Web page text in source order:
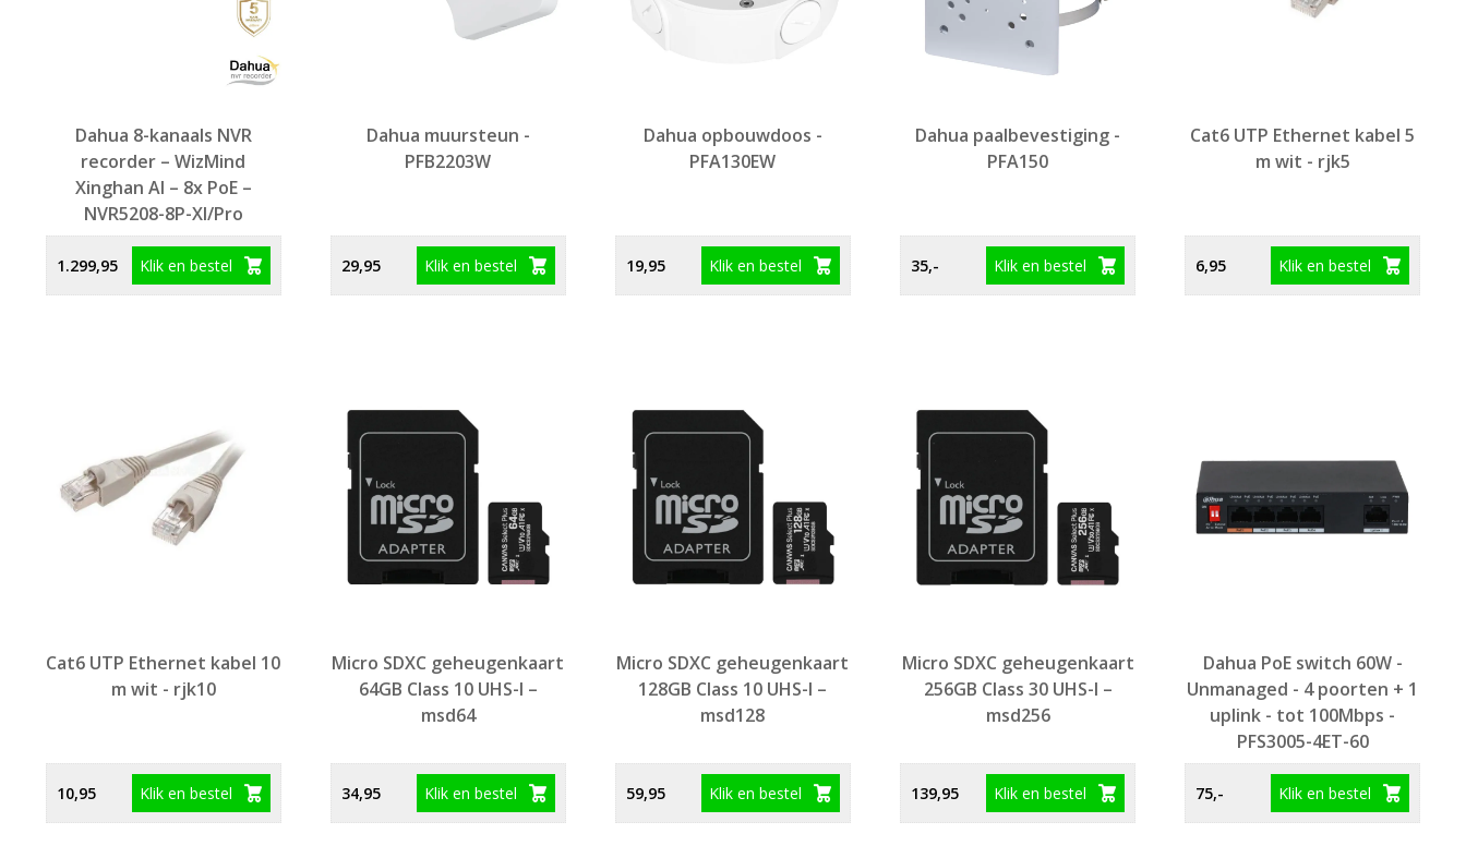
Dahua 8-kanaals NVR
recorder – WizMind
Xinghan AI – 8x PoE –
NVR5208-8P-XI/Pro
1.299,95 Klik en bestel
Dahua muursteun -
PFB2203W
29,95 Klik en bestel
Dahua opbouwdoos -
PFA130EW
19,95 Klik en bestel
Dahua paalbevestiging -
PFA150
35,- Klik en bestel
Cat6 UTP Ethernet kabel 5
m wit - rjk5
6,95 Klik en bestel
Cat6 UTP Ethernet kabel 10
m wit - rjk10
10,95 Klik en bestel
Micro SDXC geheugenkaart
64GB Class 10 UHS-I –
msd64
34,95 Klik en bestel
Micro SDXC geheugenkaart
128GB Class 10 UHS-I –
msd128
59,95 Klik en bestel
Micro SDXC geheugenkaart
256GB Class 30 UHS-I –
msd256
139,95 Klik en bestel
Dahua PoE switch 60W -
Unmanaged - 4 poorten + 1
uplink - tot 100Mbps -
PFS3005-4ET-60
75,- Klik en bestel